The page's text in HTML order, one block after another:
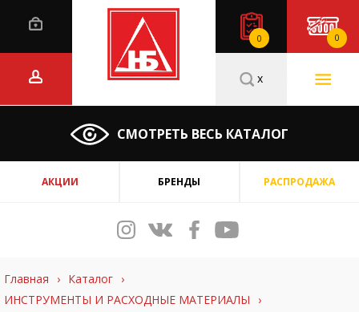
0 0
СМОТРЕТЬ ВЕСЬ КАТАЛОГ
x
АКЦИИ БРЕНДЫ РАСПРОДАЖА
Главная › Каталог ›
ИНСТРУМЕНТЫ И РАСХОДНЫЕ МАТЕРИАЛЫ
›